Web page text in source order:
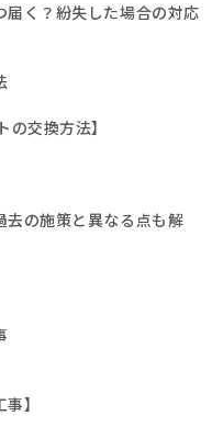
く？紛失した場合の対応
交換方法】
の施策と異なる点も解
】